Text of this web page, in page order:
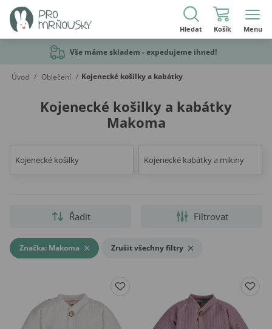
Hledat Košík Menu
Vše máme skladem - expedujeme ihned!
Úvod / Oblečení / Kojenecké košilky a kabátky
Kojenecké košilky a kabátky
Makoma
Kojenecké košilky Kojenecké kabátky a mikiny
Filtrovat
Řadit
Značka: Makoma Zrušit všechny filtry